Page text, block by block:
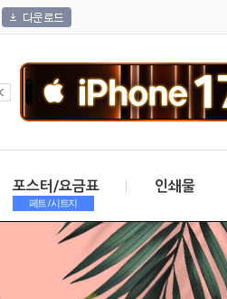
포스터/요금표
페트 / 시트지
인쇄물